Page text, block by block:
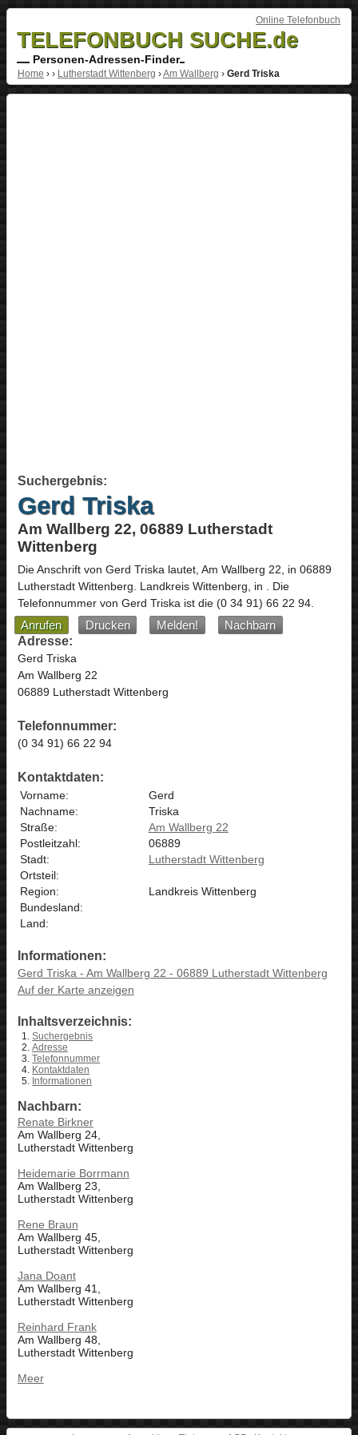
Online Telefonbuch
TELEFONBUCH SUCHE.de
Personen-Adressen-Finder
Home › › Lutherstadt Wittenberg ›Am Wallberg › Gerd Triska
Suchergebnis:
Gerd Triska
Am Wallberg 22, 06889 Lutherstadt
Wittenberg
Die Anschrift von Gerd Triskalautet, Am Wallberg 22, in 06889
Lutherstadt Wittenberg. Landkreis Wittenberg, in . Die
Telefonnummer von Gerd Triska ist die (0 34 91) 66 22 94.
Anrufen Drucken Melden!
Nachbarn
Adresse:
Gerd Triska
Am Wallberg 22
06889 Lutherstadt Wittenberg
Telefonnummer:
(0 34 91) 66 22 94
Kontaktdaten:
Vorname:
Gerd
Nachname:
Triska
Straße:
Am Wallberg 22
Postleitzahl:
06889
Stadt:
Lutherstadt Wittenberg
Ortsteil:
Region:
Landkreis Wittenberg
Bundesland:
Land:
Informationen:
Gerd Triska - Am Wallberg 22 - 06889 Lutherstadt Wittenberg
Auf der Karte anzeigen
Inhaltsverzeichnis:
Suchergebnis
Adresse
Telefonnummer
Kontaktdaten
Informationen
Nachbarn:
Renate Birkner
Am Wallberg 24,
Lutherstadt Wittenberg
Heidemarie Borrmann
Am Wallberg 23,
Lutherstadt Wittenberg
Rene Braun
Am Wallberg 45,
Lutherstadt Wittenberg
Jana Doant
Am Wallberg 41,
Lutherstadt Wittenberg
Reinhard Frank
Am Wallberg 48,
Lutherstadt Wittenberg
Meer